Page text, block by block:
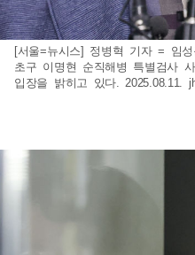
[서울=뉴시스] 정병혁 기자 = 임
초구 이명현 순직해병 특별검사
입장을 밝히고 있다. 2025.08.11.